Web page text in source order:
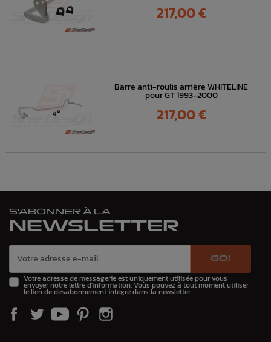
Prix
217,00 €
Barre anti-roulis arrière WHITELINE
pour GT 1993-2000
Prix
217,00 €
S'ABONNER À LA
NEWSLETTER
GO!
Votre adresse de messagerie est uniquement utilisée pour vous
envoyer notre lettre d'information. Vous pouvez à tout moment utiliser
le lien de désabonnement intégré dans la newsletter.